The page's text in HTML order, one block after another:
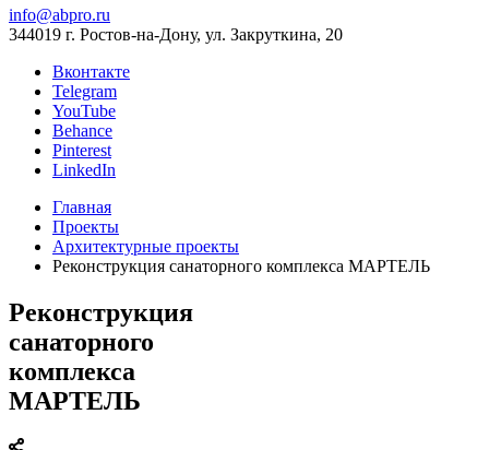
info@abpro.ru
344019 г. Ростов-на-Дону, ул. Закруткина, 20
Вконтакте
Telegram
YouTube
Behance
Pinterest
LinkedIn
Главная
Проекты
Архитектурные проекты
Реконструкция санаторного комплекса МАРТЕЛЬ
Реконструкция
санаторного
комплекса
МАРТЕЛЬ